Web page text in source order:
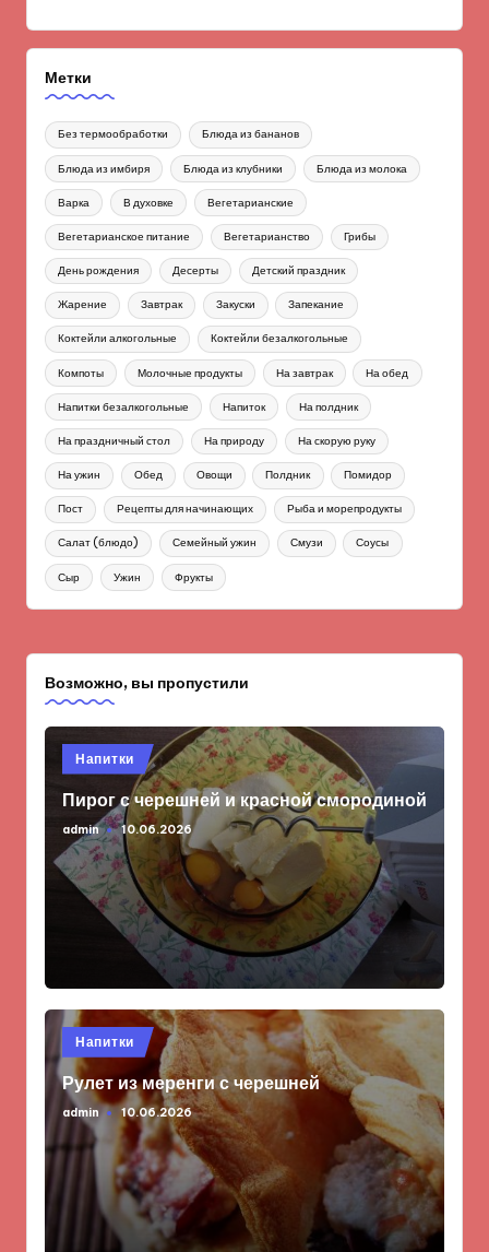
Метки
Без термообработки Блюда из бананов
Блюда из имбиря Блюда из клубники Блюда из молока
Варка В духовке Вегетарианские
Вегетарианское питание Вегетарианство Грибы
День рождения Десерты Детский праздник
Жарение Завтрак Закуски Запекание
Коктейли алкогольные Коктейли безалкогольные
Компоты Молочные продукты На завтрак На обед
Напитки безалкогольные Напиток На полдник
На праздничный стол На природу На скорую руку
На ужин Обед Овощи Полдник Помидор
Пост Рецепты для начинающих Рыба и морепродукты
Салат (блюдо) Семейный ужин Смузи Соусы
Сыр Ужин Фрукты
Возможно, вы пропустили
Опубликовано
в
Напитки
Пирог с черешней и красной смородиной
Запись
от
admin 10.06.2026
Опубликовано
в
Напитки
Рулет из меренги с черешней
Запись
admin 10.06.2026